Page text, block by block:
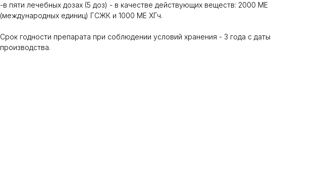
-в пяти лечебных дозах (5 доз) - в качестве действующих веществ: 2000 МЕ
(международных единиц) ГСЖК и 1000 МЕ ХГч.
Срок годности препарата при соблюдении условий хранения - 3 года с даты
производства.